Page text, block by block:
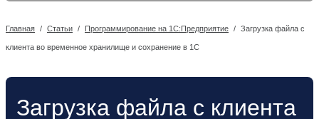
Главная / Статьи / Программирование на 1С:Предприятие / Загрузка файла с
клиента во временное хранилище и сохранение в 1С
Загрузка файла с клиента